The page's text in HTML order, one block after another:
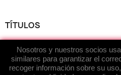
TÍTULOS
ACERCA DE...
Nosotros y nuestros socios
similares para garantizar el
recoger información sobre su